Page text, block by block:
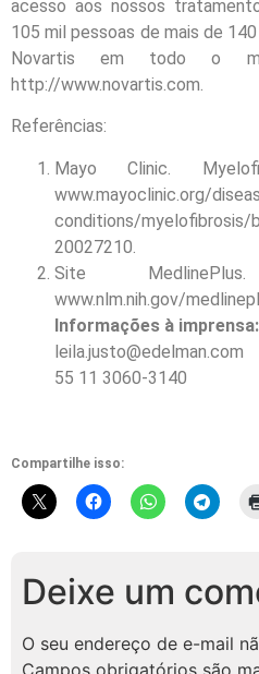
acesso aos nossos
105 mil pessoas de mais de
Novartis em todo o
http://www.novartis.com.
Referências:
Mayo Clinic.
www.mayoclinic.org/
conditions/
20027210.
Site
www.nlm.nih.gov/
Informações à imprensa:
leila.justo@edelman.com
55 11 3060-3140
Compartilhe isso:
Deixe um
O seu endereço de e-mail
Campos obrigatórios são